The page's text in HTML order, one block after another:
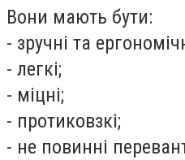
Вони мають бути:
- зручні та
- легкі;
- міцні;
- протиковзкі;
- не повинні